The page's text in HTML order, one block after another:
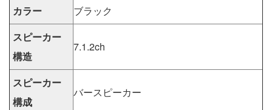
カラー
ブラック
スピーカー
構造
7.1.2ch
スピーカー
構成
バースピーカー